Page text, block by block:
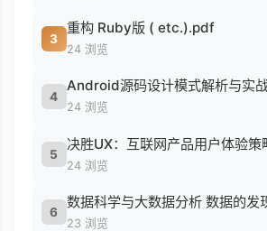
3
重构 Ruby版 ( etc.).pdf
24 浏览
4
24 浏览
5
24 浏览
6
23 浏览